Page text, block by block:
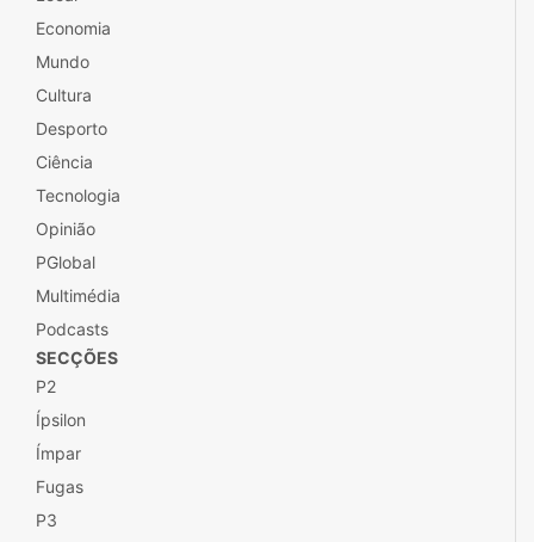
Economia
Mundo
Cultura
Desporto
Ciência
Tecnologia
Opinião
PGlobal
Multimédia
Podcasts
SECÇÕES
P2
Ípsilon
Ímpar
Fugas
P3